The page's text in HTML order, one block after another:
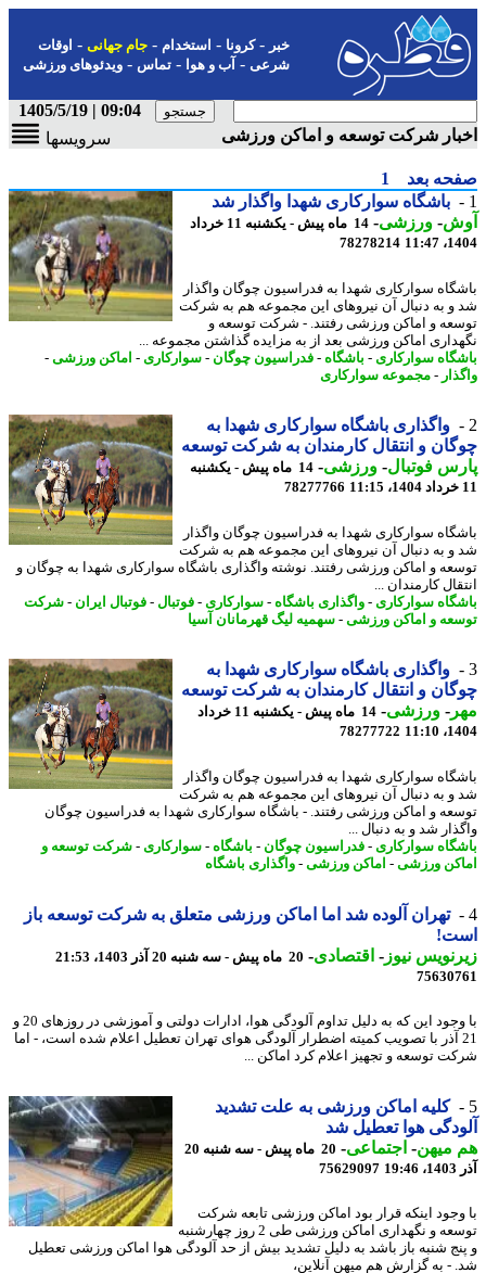
-کرونا-استخدام- جام جهانی-اوقات
شرعی-آب و هوا-تماس-ویدئوهای ورزشی
09:04 | 1405/5/19
شرکت توسعه و اماکن ورزشی
سرویسها
بعد
1
باشگاه سوارکاری شهدا واگذار شد
-ورزشی-
14 ماه پیش - یکشنبه 11 خرداد
78278214
سوارکاری شهدا به فدراسیون چوگان واگذار
به دنبال آن نیروهای این مجموعه هم به شرکت
و اماکن ورزشی رفتند. - شرکت توسعه و
اماکن ورزشی بعد از به مزایده گذاشتن مجموعه ...
سوارکاری- باشگاه-فدراسیون چوگان-سوارکاری- اماکن ورزشی -
-مجموعه سوارکاری
واگذاری باشگاه سوارکاری شهدا به
و انتقال کارمندان به شرکت توسعه
فوتبال-ورزشی-
14 ماه پیش - یکشنبه
78277766
سوارکاری شهدا به فدراسیون چوگان واگذار
به دنبال آن نیروهای این مجموعه هم به شرکت
و اماکن ورزشی رفتند. نوشته واگذاری باشگاه سوارکاری شهدا به چوگان و
کارمندان ...
سوارکاری- واگذاری باشگاه-سوارکاری- فوتبال-فوتبال ایران -
شرکت
و اماکن ورزشی -سهمیه لیگ قهرمانان آسیا
واگذاری باشگاه سوارکاری شهدا به
و انتقال کارمندان به شرکت توسعه
-ورزشی-
14 ماه پیش - یکشنبه 11 خرداد
78277722
سوارکاری شهدا به فدراسیون چوگان واگذار
به دنبال آن نیروهای این مجموعه هم به شرکت
و اماکن ورزشی رفتند. - باشگاه سوارکاری شهدا به فدراسیون چوگان
شد و به دنبال ...
سوارکاری- فدراسیون چوگان-باشگاه-سوارکاری- شرکت توسعه و
ورزشی -اماکن ورزشی -واگذاری باشگاه
تهران آلوده شد اما اماکن ورزشی متعلق به شرکت توسعه باز
نیوز-اقتصادی-20 ماه پیش - سه شنبه 20 آذر 1403، 21:53
با وجود این که به دلیل تداوم آلودگی هوا، ادارات دولتی و آموزشی در روزهای 20 و
آذر با تصویب کمیته اضطرار آلودگی هوای تهران تعطیل اعلام شده است، - اما
توسعه و تجهیز اعلام کرد اماکن ...
کلیه اماکن ورزشی به علت تشدید
هوا تعطیل شد
میهن-اجتماعی-
20 ماه پیش - سه شنبه 20
75629097
اینکه قرار بود اماکن ورزشی تابعه شرکت
توسعه و نگهداری اماکن ورزشی طی 2 روز چهارشنبه
شنبه باز باشد به دلیل تشدید بیش از حد آلودگی هوا اماکن ورزشی تعطیل
- به گزارش هم میهن آنلاین،